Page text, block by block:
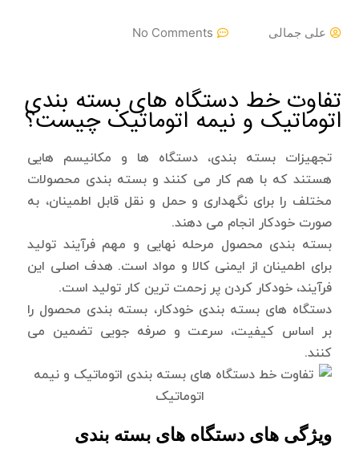
علی جمالی No Comments
تفاوت خط دستگاه های بسته بندی
اتوماتیک و نیمه اتوماتیک چیست؟
تجهیزات بسته بندی، دستگاه ها و مکانیسم هایی
هستند که با هم کار می کنند و بسته بندی محصولات
مختلف را برای نگهداری و حمل و نقل قابل اطمینان، به
صورت خودکار انجام می دهند.
بسته بندی محصول مرحله نهایی و مهم فرآیند تولید
برای اطمینان از ایمنی کالا و مواد است. هدف اصلی این
فرآیند، خودکار کردن پر زحمت ترین کار تولید است.
دستگاه های بسته بندی خودکار، بسته بندی محصول را
بر اساس کیفیت، سرعت و صرفه جویی تضمین می
کنند.
ویژگی های دستگاه های بسته بندی